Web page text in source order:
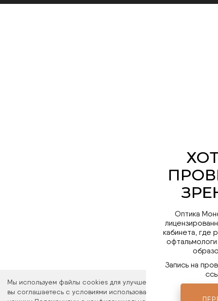
Мы используем файлы cookies для улучшения работы сайта.
вы соглашаетесь с условиями использования файлов cookies.
Оптика
кабинета, где
Запись на